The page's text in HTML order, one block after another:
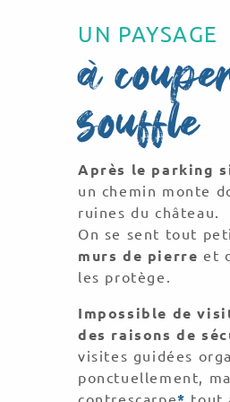
UN PAYSAGE
à
souffle
Après le parking
un chemin monte
ruines du château.
On se sent tout
murs de pierre et
les protège.
Impossible de
des raisons de
visites guidées
ponctuellement,